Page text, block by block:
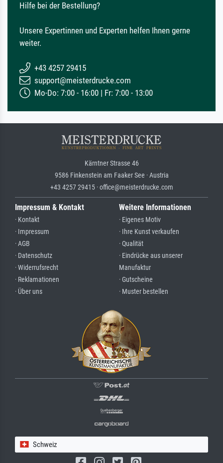
Hilfe bei der Bestellung?
Unsere Expertinnen und Experten helfen Ihnen gerne
weiter.
+43 4257 29415
support@meisterdrucke.com
Mo-Do: 7:00 - 16:00 | Fr: 7:00 - 13:00
Kärntner Strasse 46
9586 Finkenstein am Faaker See · Austria
+43 4257 29415 · office@meisterdrucke.com
Impressum & Kontakt
· Kontakt
· Impressum
· AGB
· Datenschutz
· Widerrufsrecht
· Reklamationen
· Über uns
Weitere Informationen
· Eigenes Motiv
· Ihre Kunst verkaufen
· Qualität
· Eindrücke aus unserer
Manufaktur
· Gutscheine
· Muster bestellen
Schweiz